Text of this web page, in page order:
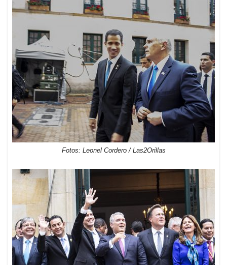
Fotos: Leonel Cordero / Las2Orillas